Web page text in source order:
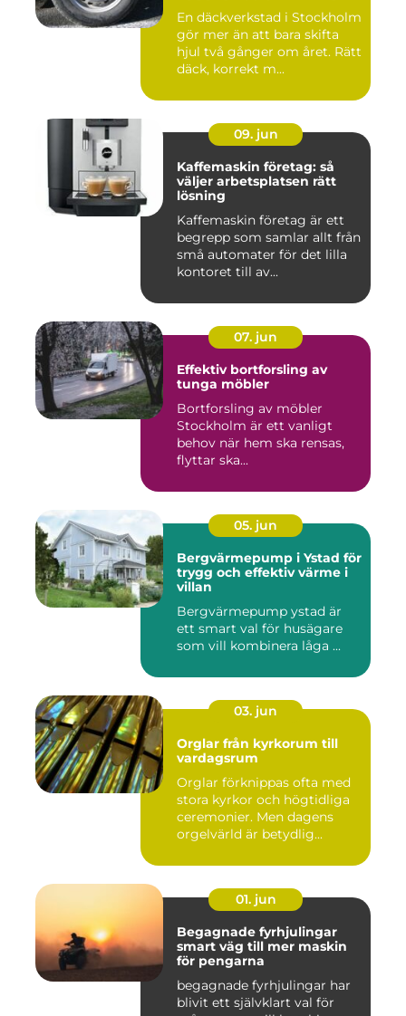
En däckverkstad i Stockholm
gör mer än att bara skifta
hjul två gånger om året. Rätt
däck, korrekt m...
09. jun
Kaffemaskin företag: så
väljer arbetsplatsen rätt
lösning
Kaffemaskin företag är ett
begrepp som samlar allt från
små automater för det lilla
kontoret till av...
07. jun
Effektiv bortforsling av
tunga möbler
Bortforsling av möbler
Stockholm är ett vanligt
behov när hem ska rensas,
flyttar ska...
05. jun
Bergvärmepump i Ystad för
trygg och effektiv värme i
villan
Bergvärmepump ystad är
ett smart val för husägare
som vill kombinera låga ...
03. jun
Orglar från kyrkorum till
vardagsrum
Orglar förknippas ofta med
stora kyrkor och högtidliga
ceremonier. Men dagens
orgelvärld är betydlig...
01. jun
Begagnade fyrhjulingar
smart väg till mer maskin
för pengarna
begagnade fyrhjulingar har
blivit ett självklart val för